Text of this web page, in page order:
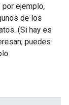
ejemplo,
de los
(Si hay es
puedes